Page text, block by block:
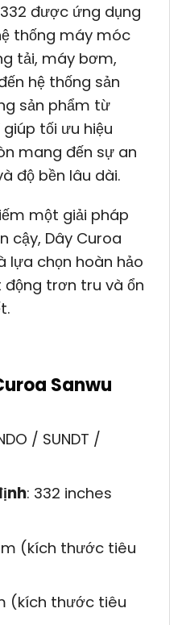
được ứng dụng
thống máy móc
tải, máy bơm,
hệ thống sản
sản phẩm từ
tối ưu hiệu
mang đến sự an
độ bền lâu dài.
một giải pháp
cậy, Dây Curoa
lựa chọn hoàn hảo
trơn tru và ổn
Sanwu
/ SUNDT /
: 332 inches
(kích thước tiêu
(kích thước tiêu